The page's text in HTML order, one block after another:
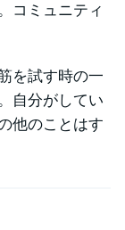
コミュニティ
を試す時の一
自分がしてい
他のことはす